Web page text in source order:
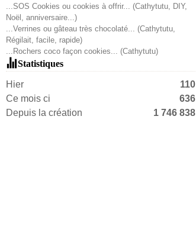
...SOS Cookies ou cookies à offrir... (Cathytutu, DIY,
Noël, anniversaire...)
...Verrines ou gâteau très chocolaté... (Cathytutu,
Régilait, facile, rapide)
...Rochers coco façon cookies... (Cathytutu)
Statistiques
Hier
110
Ce mois ci
636
Depuis la création
1 746 838